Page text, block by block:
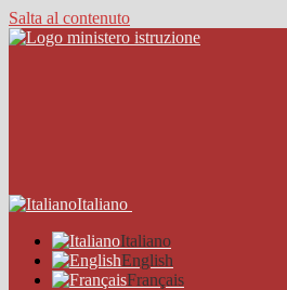
Salta al contenuto
Italiano
Italiano
English
Français